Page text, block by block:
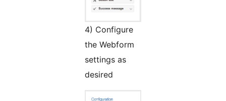
4) Configure
the Webform
settings as
desired